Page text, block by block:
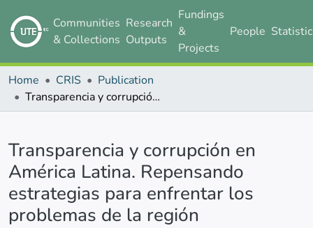
Communities
& Collections
Research
Outputs
Fundings
&
Projects
People
Home CRIS
Publication
Transparencia y corrupción en América Latina. Repensando estrategias para enfrentar los problemas de la región
Transparencia y corrupción en
América Latina. Repensando
estrategias para enfrentar los
problemas de la región